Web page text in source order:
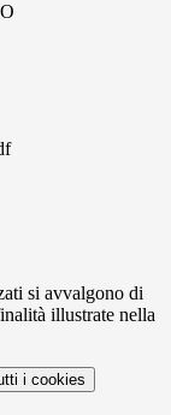
si avvalgono di
illustrate nella
i cookies